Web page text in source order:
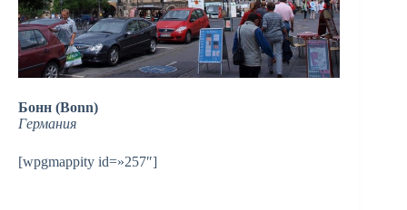
Бонн (Bonn)
Германия
[wpgmappity id=»257″]